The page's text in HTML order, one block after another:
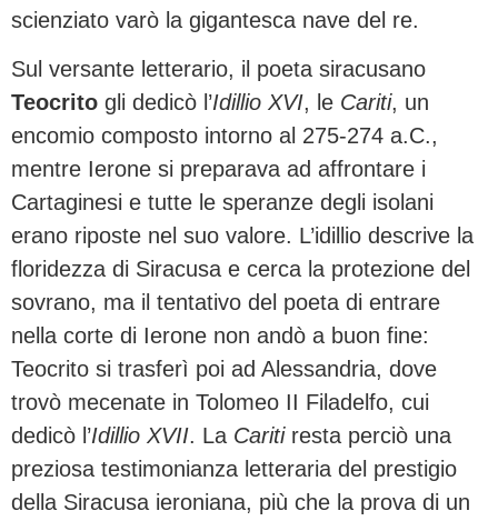
scienziato varò la gigantesca nave del re.
Sul versante letterario, il poeta siracusano
Teocrito gli dedicò l’Idillio XVI, le Cariti, un
encomio composto intorno al 275-274 a.C.,
mentre Ierone si preparava ad affrontare i
Cartaginesi e tutte le speranze degli isolani
erano riposte nel suo valore. L’idillio descrive la
floridezza di Siracusa e cerca la protezione del
sovrano, ma il tentativo del poeta di entrare
nella corte di Ierone non andò a buon fine:
Teocrito si trasferì poi ad Alessandria, dove
trovò mecenate in Tolomeo II Filadelfo, cui
dedicò l’Idillio XVII. La Caritiresta perciò una
preziosa testimonianza letteraria del prestigio
della Siracusa ieroniana, più che la prova di un